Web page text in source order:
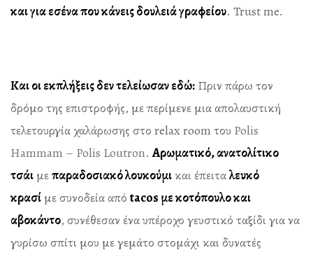
και για εσένα που κάνεις δουλειά γραφείου. Trust me.
Και οι εκπλήξεις δεν τελείωσαν εδώ: Πριν πάρω τον
δρόμο της επιστροφής, με περίμενε μια απολαυστική
τελετουργία χαλάρωσης στο relax room του Polis
Hammam – Polis Loutron.Αρωματικό, ανατολίτικο
τσάι μεπαραδοσιακό λουκούμικαι έπειταλευκό
κρασί με συνοδεία από tacos με κοτόπουλο και
αβοκάντο, συνέθεσαν ένα υπέροχο γευστικό ταξίδι για να
γυρίσω σπίτι μου με γεμάτο στομάχι και δυνατές